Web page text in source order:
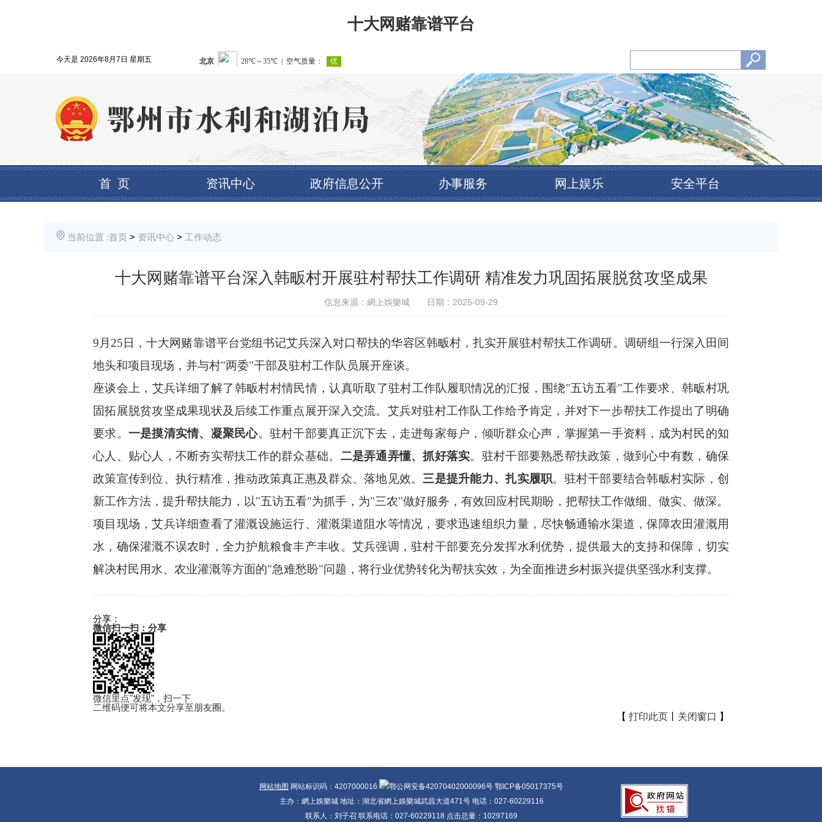
十大网赌靠谱平台
今天是 2026年8月7日 星期五
首 页 资讯中心 政府信息公开 办事服务 网上娱乐 安全平台
当前位置 :首页 > 资讯中心 > 工作动态
十大网赌靠谱平台深入韩畈村开展驻村帮扶工作调研 精准发力巩固拓展脱贫攻坚成果
信息来源：網上娛樂城 日期：2025-09-29
9 月 25 日，十大网赌靠谱平台党组书记艾兵深入对口帮扶的华容区韩畈村，扎实开展驻村帮扶工作调研。调研组一行深入田间
地头和项目现场，并与村"两委"干部及驻村工作队员展开座谈。
座谈会上，艾兵详细了解了韩畈村村情民情，认真听取了驻村工作队履职情况的汇报，围绕"五访五看"工作要求、韩畈村巩
固拓展脱贫攻坚成果现状及后续工作重点展开深入交流。艾兵对驻村工作队工作给予肯定，并对下一步帮扶工作提出了明确
要求。 一是摸清实情、凝聚民心。驻村干部要真正沉下去，走进每家每户，倾听群众心声，掌握第一手资料，成为村民的知
心人、贴心人，不断夯实帮扶工作的群众基础。 二是弄通弄懂、抓好落实。驻村干部要熟悉帮扶政策，做到心中有数，确保
政策宣传到位、执行精准，推动政策真正惠及群众、落地见效。 三是提升能力、扎实履职。驻村干部要结合韩畈村实际，创
新工作方法，提升帮扶能力，以"五访五看"为抓手，为"三农"做好服务，有效回应村民期盼，把帮扶工作做细、做实、做深。
项目现场，艾兵详细查看了灌溉设施运行、灌溉渠道阻水等情况，要求迅速组织力量，尽快畅通输水渠道，保障农田灌溉用
水，确保灌溉不误农时，全力护航粮食丰产丰收。艾兵强调，驻村干部要充分发挥水利优势，提供最大的支持和保障，切实
解决村民用水、农业灌溉等方面的"急难愁盼"问题，将行业优势转化为帮扶实效，为全面推进乡村振兴提供坚强水利支撑。
分享：
微信扫一扫：分享
微信里点"发现"，扫一下
二维码便可将本文分享至朋友圈。
【 打印此页 关闭窗口 】
网站地图 网站标识码：4207000016
鄂公网安备42070402000096号 鄂ICP备05017375号
主办：網上娛樂城 地址：湖北省網上娛樂城武昌大道471号 电话：027-60229116
联系人：刘子召 联系电话：027-60229118 点击总量： 10297169